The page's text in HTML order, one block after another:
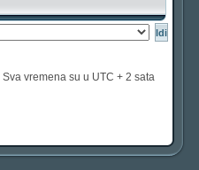
| Sva vremena su u UTC + 2 sata